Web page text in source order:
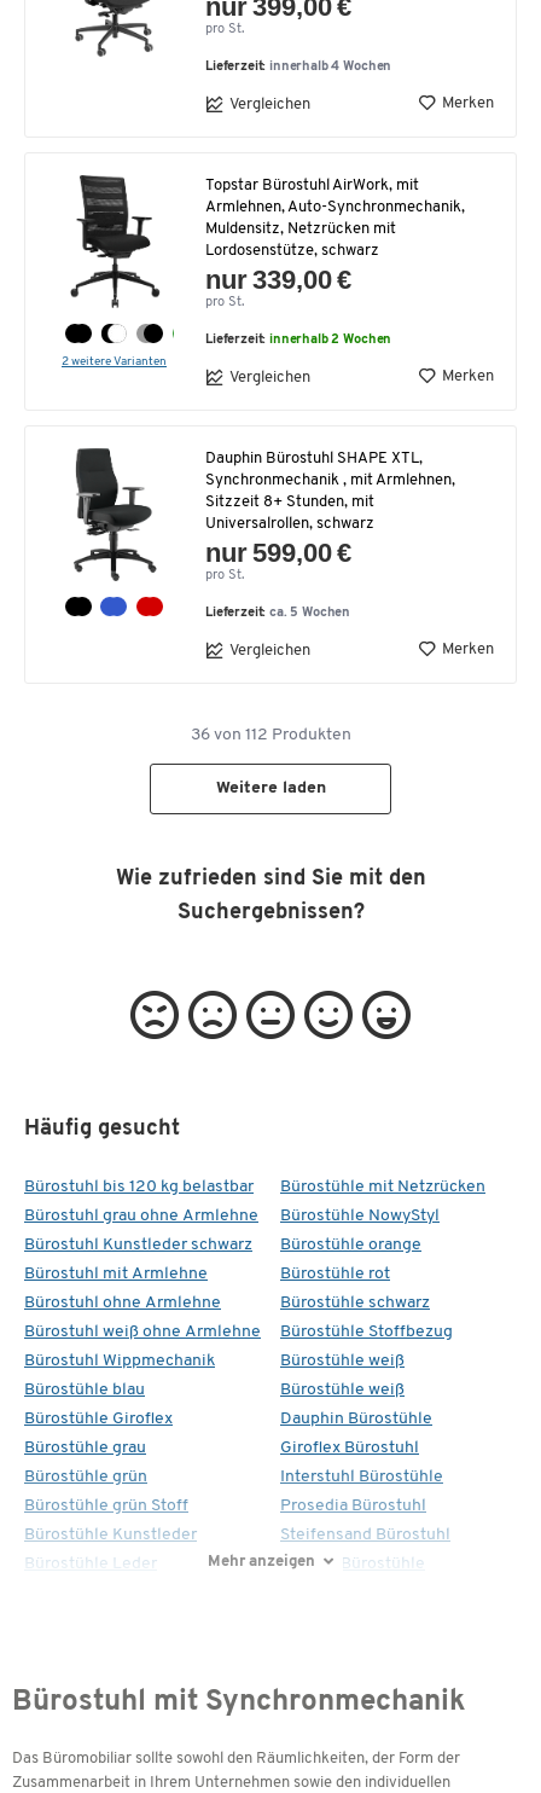
nur 399,00 €
pro St.
Lieferzeit: innerhalb 4 Wochen
Vergleichen Merken
2 weitere Varianten
Topstar Bürostuhl AirWork, mit
Armlehnen, Auto-Synchronmechanik,
Muldensitz, Netzrücken mit
Lordosenstütze, schwarz
nur 339,00 €
pro St.
Lieferzeit:innerhalb 2 Wochen
Vergleichen Merken
Dauphin Bürostuhl SHAPE XTL,
Synchronmechanik , mit Armlehnen,
Sitzzeit 8+ Stunden, mit
Universalrollen, schwarz
nur 599,00 €
pro St.
Lieferzeit:ca. 5 Wochen
Vergleichen Merken
36von 112 Produkten
Weitere laden
Wie zufrieden sind Sie mit den
Suchergebnissen?
Häufig gesucht
Bürostuhl bis 120 kg belastbar
Bürostuhl grau ohne Armlehne
Bürostuhl Kunstleder schwarz
Bürostuhl mit Armlehne
Bürostuhl ohne Armlehne
Bürostuhl weiß ohne Armlehne
Bürostuhl Wippmechanik
Bürostühle blau
Bürostühle Giroflex
Bürostühle grau
Bürostühle grün
Bürostühle grün Stoff
Bürostühle Kunstleder
Bürostühle Leder
Bürostühle mit Netzrücken
Bürostühle NowyStyl
Bürostühle orange
Bürostühle rot
Bürostühle schwarz
Bürostühle Stoffbezug
Bürostühle weiß
Bürostühle weiß
Dauphin Bürostühle
Giroflex Bürostuhl
Interstuhl Bürostühle
Prosedia Bürostuhl
Steifensand Bürostuhl
Topstar Bürostühle
Mehr anzeigen
Bürostuhl mit Synchronmechanik
Das Büromobiliar sollte sowohl den Räumlichkeiten, der Form der
Zusammenarbeit in Ihrem Unternehmen sowie den individuellen